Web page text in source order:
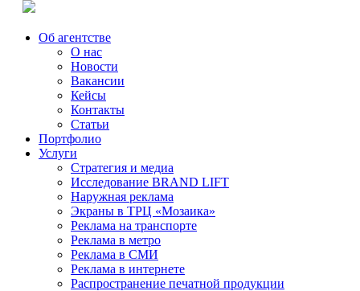
Об агентстве
О нас
Новости
Вакансии
Кейсы
Контакты
Статьи
Портфолио
Услуги
Стратегия и медиа
Исследование BRAND LIFT
Наружная реклама
Экраны в ТРЦ «Мозаика»
Реклама на транспорте
Реклама в метро
Реклама в СМИ
Реклама в интернете
Распространение печатной продукции